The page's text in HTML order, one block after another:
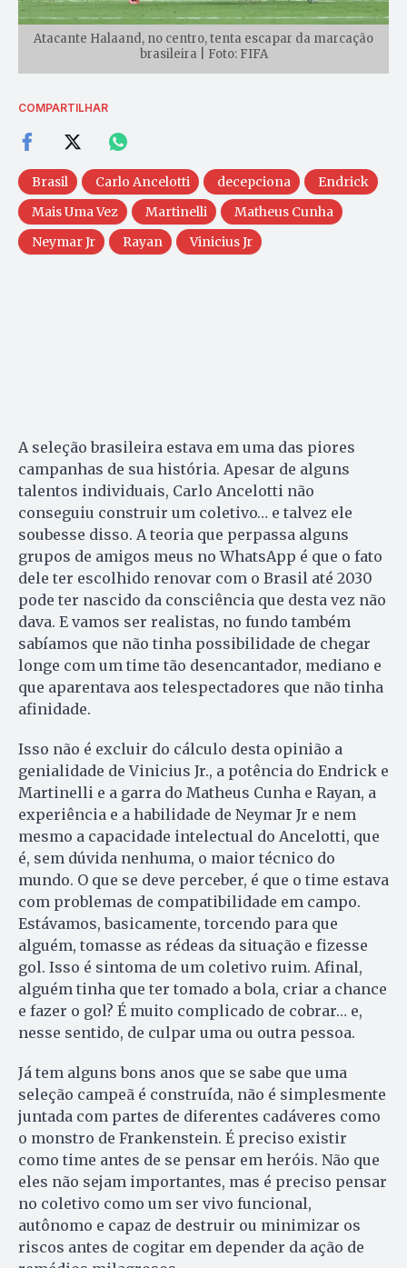
Atacante Halaand, no centro, tenta escapar da marcação
brasileira | Foto: FIFA
COMPARTILHAR
Brasil Carlo Ancelotti decepciona
Endrick
Mais Uma Vez
Martinelli
Matheus Cunha
Neymar Jr
Rayan Vinicius Jr
A seleção brasileira estava em uma das piores
campanhas de sua história. Apesar de alguns
talentos individuais, Carlo Ancelotti não
conseguiu construir um coletivo… e talvez ele
soubesse disso. A teoria que perpassa alguns
grupos de amigos meus no WhatsApp é que o fato
dele ter escolhido renovar com o Brasil até 2030
pode ter nascido da consciência que desta vez não
dava. E vamos ser realistas, no fundo também
sabíamos que não tinha possibilidade de chegar
longe com um time tão desencantador, mediano e
que aparentava aos telespectadores que não tinha
afinidade.
Isso não é excluir do cálculo desta opinião a
genialidade de Vinicius Jr., a potência do Endrick e
Martinelli e a garra do Matheus Cunha e Rayan, a
experiência e a habilidade de Neymar Jr e nem
mesmo a capacidade intelectual do Ancelotti, que
é, sem dúvida nenhuma, o maior técnico do
mundo. O que se deve perceber, é que o time estava
com problemas de compatibilidade em campo.
Estávamos, basicamente, torcendo para que
alguém, tomasse as rédeas da situação e fizesse
gol. Isso é sintoma de um coletivo ruim. Afinal,
alguém tinha que ter tomado a bola, criar a chance
e fazer o gol? É muito complicado de cobrar… e,
nesse sentido, de culpar uma ou outra pessoa.
Já tem alguns bons anos que se sabe que uma
seleção campeã é construída, não é simplesmente
juntada com partes de diferentes cadáveres como
o monstro de Frankenstein. É preciso existir
como time antes de se pensar em heróis. Não que
eles não sejam importantes, mas é preciso pensar
no coletivo como um ser vivo funcional,
autônomo e capaz de destruir ou minimizar os
riscos antes de cogitar em depender da ação de